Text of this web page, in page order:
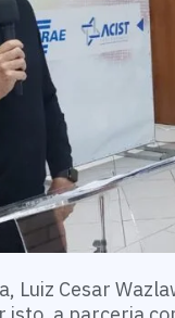
Luiz Cesar